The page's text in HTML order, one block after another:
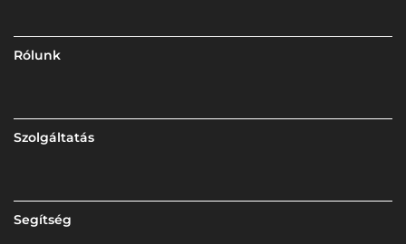
Rólunk
Szolgáltatás
Segítség